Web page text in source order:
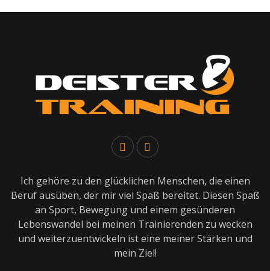
Ich gehöre zu den glücklichen Menschen, die einen
Beruf ausüben, der mir viel Spaß bereitet. Diesen Spaß
an Sport, Bewegung und einem gesünderen
Lebenswandel bei meinen Trainierenden zu wecken
und weiterzuentwickeln ist eine meiner Stärken und
mein Ziel!